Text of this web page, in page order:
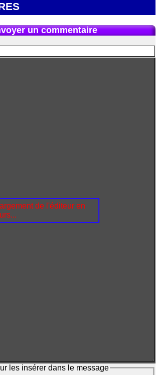
un commentaire
de l'éditeur en
les insérer dans le message